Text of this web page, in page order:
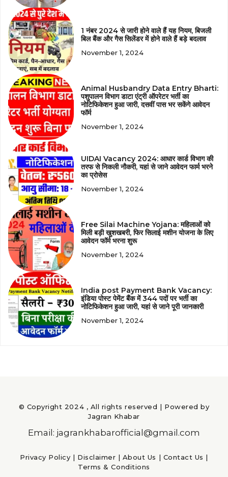
1 नंबर 2024 से जारी होने वाले हैं यह नियम, बिजली
बिल बैंक और गैस सिलेंडर में होने वाले हैं बड़े बदलाव
November 1, 2024
Animal Husbandry Data Entry Bharti:
पशुपालन विभाग डाटा एंट्री ऑपरेटर भर्ती का
नोटिफिकेशन हुआ जारी, दसवीं पास भर सकेंगे आवेदन
फॉर्म
November 1, 2024
UIDAI Vacancy 2024: आधार कार्ड विभाग की
तरफ से निकली नौकरी, यहां से जाने आवेदन फार्म भरने
का प्रोसेस
November 1, 2024
Free Silai Machine Yojana: महिलाओं को
मिली बड़ी खुशखबरी, फिर सिलाई मशीन योजना के लिए
आवेदन फॉर्म भरना शुरू
November 1, 2024
India post Payment Bank Vacancy:
इंडिया पोस्ट पेमेंट बैंक में 344 पदों पर भर्ती का
नोटिफिकेशन हुआ जारी, यहां से जाने पूरी जानकारी
November 1, 2024
© Copyright 2024 , All rights reserved | Powered by
Jagran Khabar
Email: jagrankhabarofficial@gmail.com
Privacy Policy | Disclaimer | About Us | Contact Us |
Terms & Conditions